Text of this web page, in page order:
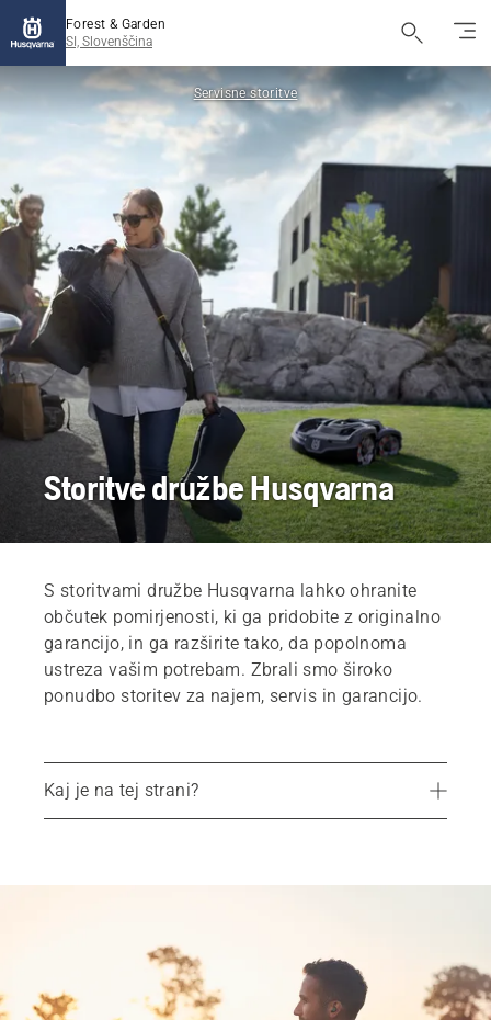
Forest & Garden
SI, Slovenščina
Servisne storitve
Storitve družbe Husqvarna
S storitvami družbe Husqvarna lahko ohranite
občutek pomirjenosti, ki ga pridobite z originalno
garancijo, in ga razširite tako, da popolnoma
ustreza vašim potrebam. Zbrali smo široko
ponudbo storitev za najem, servis in garancijo.
Kaj je na tej strani?
Husqvarna Warranty Plus